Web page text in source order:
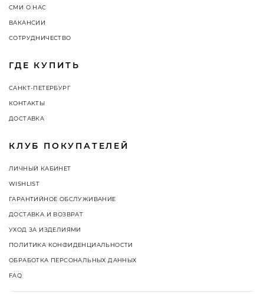
СМИ О НАС
ВАКАНСИИ
СОТРУДНИЧЕСТВО
ГДЕ КУПИТЬ
САНКТ-ПЕТЕРБУРГ
КОНТАКТЫ
ДОСТАВКА
КЛУБ ПОКУПАТЕЛЕЙ
ЛИЧНЫЙ КАБИНЕТ
WISHLIST
ГАРАНТИЙНОЕ ОБСЛУЖИВАНИЕ
ДОСТАВКА И ВОЗВРАТ
УХОД ЗА ИЗДЕЛИЯМИ
ПОЛИТИКА КОНФИДЕНЦИАЛЬНОСТИ
ОБРАБОТКА ПЕРСОНАЛЬНЫХ ДАННЫХ
FAQ